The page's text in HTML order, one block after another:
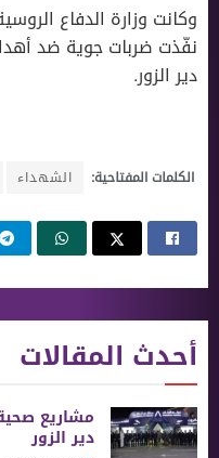
وكانت وزارة الدفاع
نفّذت ضربات جوية ضد
دير الزور.
الكلمات المفتاحية: الشهداء
أحدث المقالات
مشاريع
دير الزور